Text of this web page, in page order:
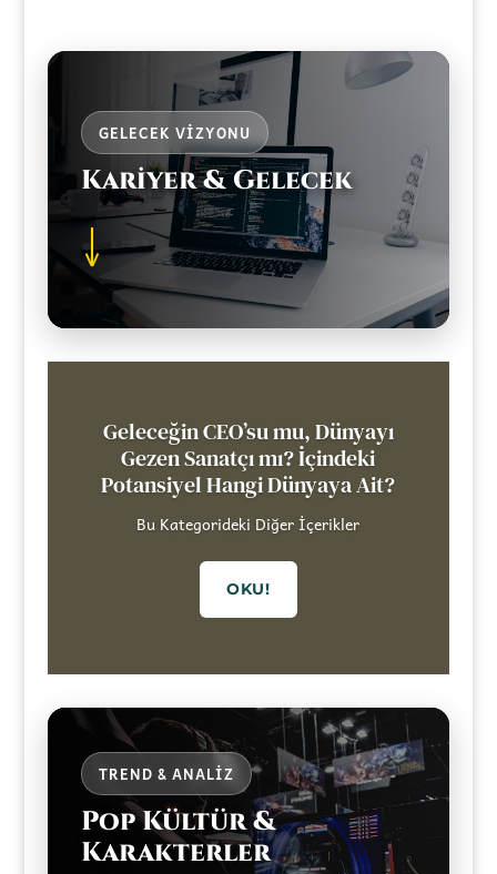
GELECEK VIZYONU
Kariyer & Gelecek
↓
Geleceğin CEO’su mu, Dünyayı
Gezen Sanatçı mı? İçindeki
Potansiyel Hangi Dünyaya Ait?
Bu Kategorideki Diğer İçerikler
OKU!
TREND & ANALIZ
Pop Kültür &
Karakterler